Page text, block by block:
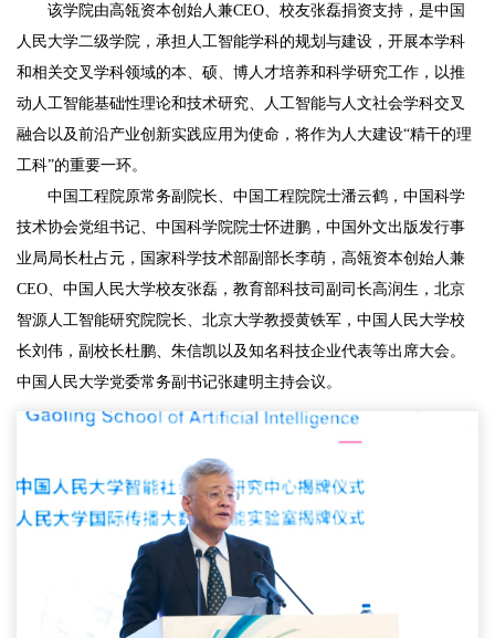
该学院由高瓴资本创始人兼CEO、校友张磊捐资支持，是中国
人民大学二级学院，承担人工智能学科的规划与建设，开展本学科
和相关交叉学科领域的本、硕、博人才培养和科学研究工作，以推
动人工智能基础性理论和技术研究、人工智能与人文社会学科交叉
融合以及前沿产业创新实践应用为使命，将作为人大建设“精干的理
工科”的重要一环。
中国工程院原常务副院长、中国工程院院士潘云鹤，中国科学
技术协会党组书记、中国科学院院士怀进鹏，中国外文出版发行事
业局局长杜占元，国家科学技术部副部长李萌，高瓴资本创始人兼
CEO、中国人民大学校友张磊，教育部科技司副司长高润生，北京
智源人工智能研究院院长、北京大学教授黄铁军，中国人民大学校
长刘伟，副校长杜鹏、朱信凯以及知名科技企业代表等出席大会。
中国人民大学党委常务副书记张建明主持会议。